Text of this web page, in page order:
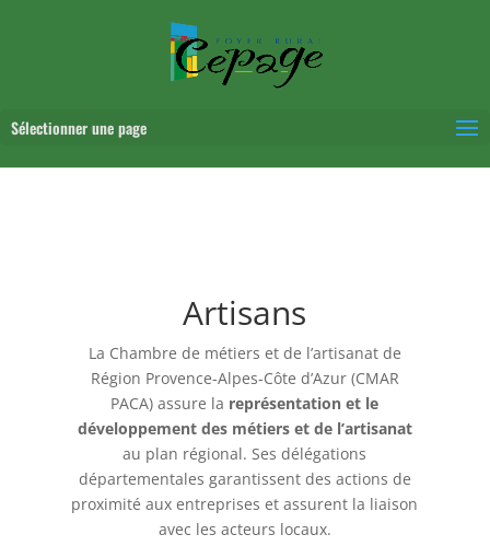
Sélectionner une page
Artisans
La Chambre de métiers et de l’artisanat de
Région Provence-Alpes-Côte d’Azur (CMAR
PACA) assure la représentation et le
développement des métiers et de l’artisanat
au plan régional. Ses délégations
départementales garantissent des actions de
proximité aux entreprises et assurent la liaison
avec les acteurs locaux.